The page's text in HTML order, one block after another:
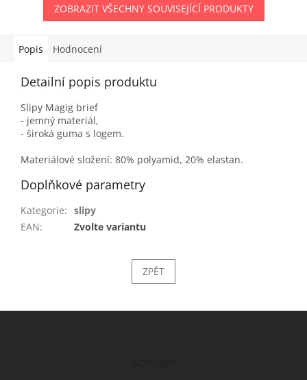
ZOBRAZIT VŠECHNY SOUVISEJÍCÍ PRODUKTY
Popis Hodnocení
Detailní popis produktu
Slipy Magig brief
- jemný materiál,
- široká guma s logem.
Materiálové složení: 80% polyamid, 20% elastan.
Doplňkové parametry
Kategorie: slipy
EAN: Zvolte variantu
ZPĚT